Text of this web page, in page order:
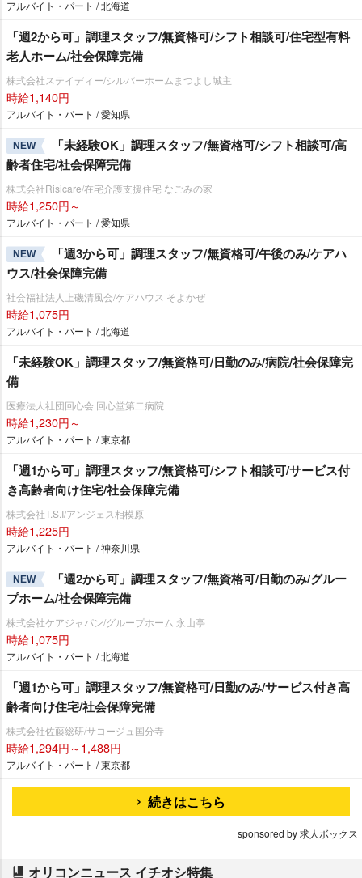
アルバイト・パート / 北海道
「週2から可」調理スタッフ/無資格可/シフト相談可/住宅型有料
老人ホーム/社会保障完備
株式会社ステイディー/シルバーホームまつよし城主
時給1,140円
アルバイト・パート / 愛知県
NEW
「未経験OK」調理スタッフ/無資格可/シフト相談可/高
齢者住宅/社会保障完備
株式会社Risicare/在宅介護支援住宅 なごみの家
時給1,250円～
アルバイト・パート / 愛知県
NEW
「週3から可」調理スタッフ/無資格可/午後のみ/ケアハ
ウス/社会保障完備
社会福祉法人上磯清風会/ケアハウス そよかぜ
時給1,075円
アルバイト・パート / 北海道
「未経験OK」調理スタッフ/無資格可/日勤のみ/病院/社会保障完
備
医療法人社団回心会 回心堂第二病院
時給1,230円～
アルバイト・パート / 東京都
「週1から可」調理スタッフ/無資格可/シフト相談可/サービス付
き高齢者向け住宅/社会保障完備
株式会社T.S.I/アンジェス相模原
時給1,225円
アルバイト・パート / 神奈川県
NEW
「週2から可」調理スタッフ/無資格可/日勤のみ/グルー
プホーム/社会保障完備
株式会社ケアジャパン/グループホーム 永山亭
時給1,075円
アルバイト・パート / 北海道
「週1から可」調理スタッフ/無資格可/日勤のみ/サービス付き高
齢者向け住宅/社会保障完備
株式会社佐藤総研/サコージュ国分寺
時給1,294円～1,488円
アルバイト・パート / 東京都
続きはこちら
sponsored by 求人ボックス
オリコンニュース イチオシ特集